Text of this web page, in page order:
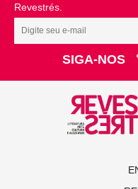
Revestrés.
SIGA-NOS